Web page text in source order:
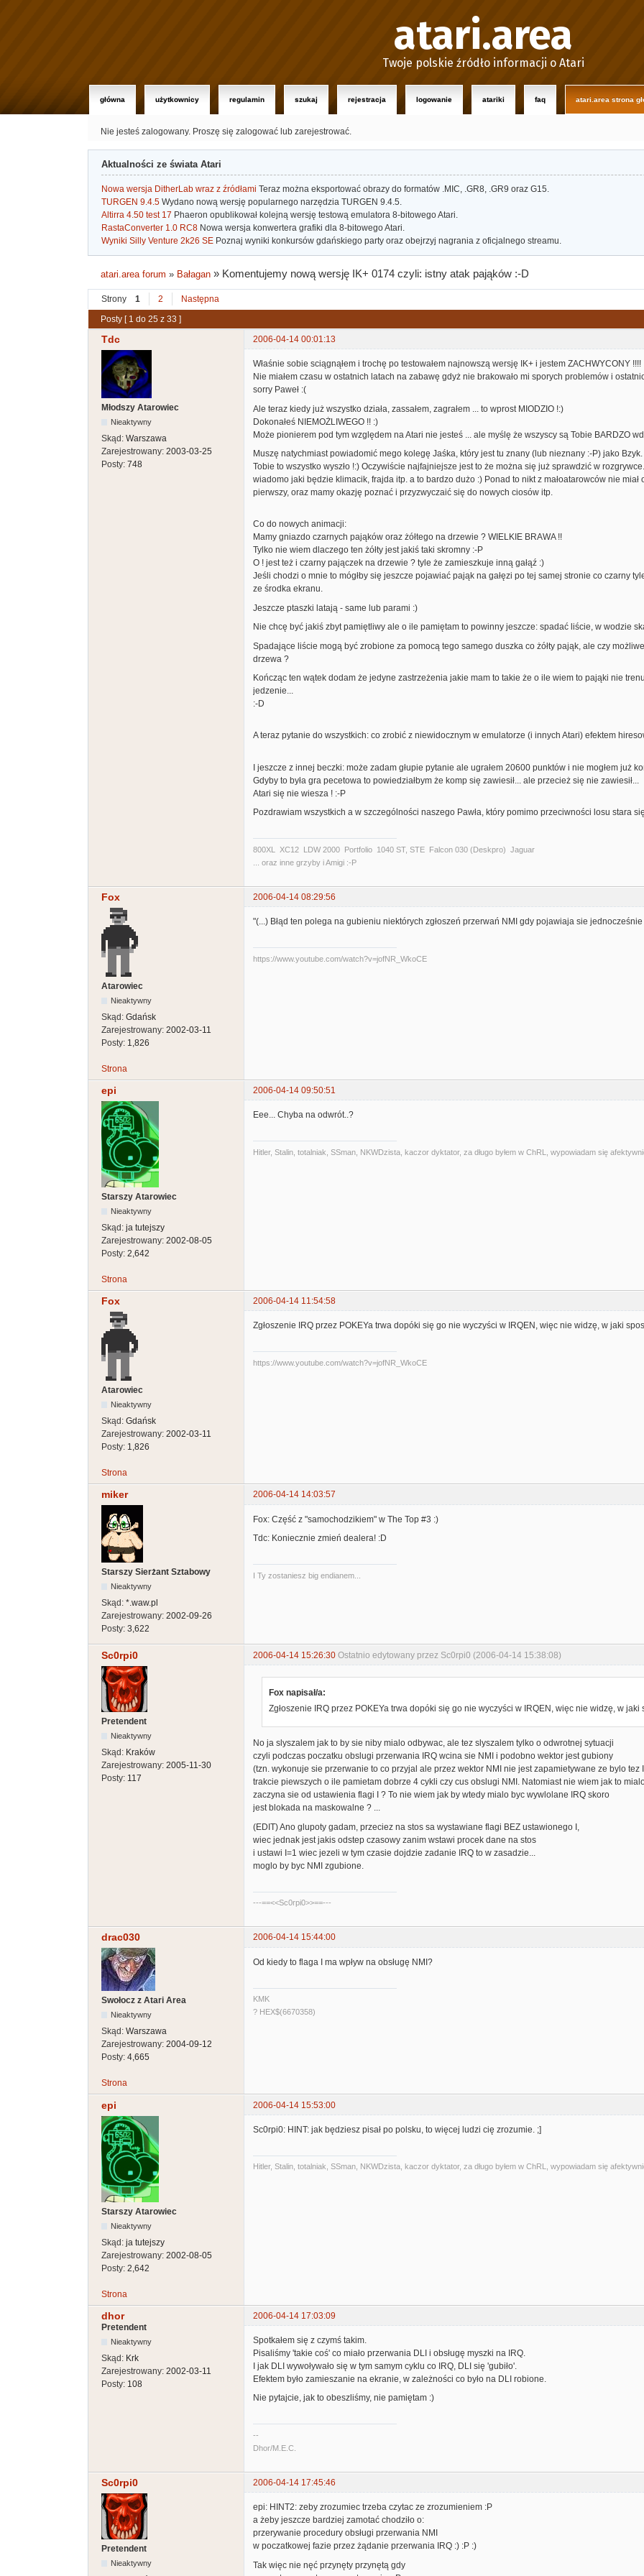
atari.area
Twoje polskie źródło informacji o Atari
główna użytkownicy regulamin szukaj rejestracja logowanie atariki faq atari.area strona
Nie jesteś zalogowany. Proszę się zalogować lub zarejestrować.
Aktualności ze świata Atari
Nowa wersja DitherLab wraz z źródłami Teraz można eksportować obrazy do formatów .MIC, .GR8, .GR9 oraz G15.
TURGEN 9.4.5 Wydano nową wersję popularnego narzędzia TURGEN 9.4.5.
Altirra 4.50 test 17 Phaeron opublikował kolejną wersję testową emulatora 8-bitowego Atari.
RastaConverter 1.0 RC8 Nowa wersja konwertera grafiki dla 8-bitowego Atari.
Wyniki Silly Venture 2k26 SE Poznaj wyniki konkursów gdańskiego party oraz obejrzyj nagrania z oficjalnego streamu.
atari.area forum » Bałagan » Komentujemy nową wersję IK+ 0174 czyli: istny atak pająków :-D
Strony 1 2
Następna
Posty [ 1 do 25 z 33 ]
Tdc 2006-04-14 00:01:13
Młodszy Atarowiec
Nieaktywny
Skąd: Warszawa
Zarejestrowany: 2003-03-25
Posty: 748
Właśnie sobie sciągnąłem i trochę po testowałem najnowszą wersję IK+ i jestem ZACHWYCONY !!!!
Nie miałem czasu w ostatnich latach na zabawę gdyż nie brakowało mi sporych problemów i
sorry Paweł :(
Ale teraz kiedy już wszystko działa, zassałem, zagrałem ... to wprost MIODZIO !:)
Dokonałeś NIEMOŻLIWEGO !! :)
Może pionierem pod tym względem na Atari nie jesteś ... ale myślę że wszyscy są Tobie BARDZO
Muszę natychmiast powiadomić mego kolegę Jaśka, który jest tu znany (lub nieznany :-P) jako
Tobie to wszystko wyszło !:) Oczywiście najfajniejsze jest to że można się już sprawdzić w
wiadomo jaki będzie klimacik, frajda itp. a to bardzo dużo :) Ponad to nikt z małoatarowców nie
pierwszy, oraz mamy okazję poznać i przyzwyczaić się do nowych ciosów itp.
Co do nowych animacji:
Mamy gniazdo czarnych pająków oraz żółtego na drzewie ? WIELKIE BRAWA !!
Tylko nie wiem dlaczego ten żółty jest jakiś taki skromny :-P
O ! jest też i czarny pajączek na drzewie ? tyle że zamieszkuje inną gałąź :)
Jeśli chodzi o mnie to mógłby się jeszcze pojawiać pająk na gałęzi po tej samej stronie co czarny
ze środka ekranu.
Jeszcze ptaszki latają - same lub parami :)
Nie chcę być jakiś zbyt pamiętliwy ale o ile pamiętam to powinny jeszcze: spadać liście, w wodzie
Spadające liście mogą być zrobione za pomocą tego samego duszka co żółty pająk, ale czy
drzewa ?
Kończąc ten wątek dodam że jedyne zastrzeżenia jakie mam to takie że o ile wiem to pająki nie
jedzenie...
:-D
A teraz pytanie do wszystkich: co zrobić z niewidocznym w emulatorze (i innych Atari) efektem
I jeszcze z innej beczki: może zadam głupie pytanie ale ugrałem 20600 punktów i nie mogłem już
Gdyby to była gra pecetowa to powiedziałbym że komp się zawiesił... ale przecież się nie zawiesił...
Atari się nie wiesza ! :-P
Pozdrawiam wszystkich a w szczególności naszego Pawła, który pomimo przeciwności losu stara
800XL XC12 LDW 2000 Portfolio 1040 ST, STE Falcon 030 (Deskpro) Jaguar
... oraz inne grzyby i Amigi :-P
Fox 2006-04-14 08:29:56
Atarowiec
Nieaktywny
Skąd: Gdańsk
Zarejestrowany: 2002-03-11
Posty: 1,826
"(...) Błąd ten polega na gubieniu niektórych zgłoszeń przerwań NMI gdy pojawiaja sie
https://www.youtube.com/watch?v=jofNR_WkoCE
Strona
epi 2006-04-14 09:50:51
Starszy Atarowiec
Nieaktywny
Skąd: ja tutejszy
Zarejestrowany: 2002-08-05
Posty: 2,642
Eee... Chyba na odwrót..?
Hitler, Stalin, totalniak, SSman, NKWDzista, kaczor dyktator, za długo byłem w ChRL, wypowiadam się
Strona
Fox 2006-04-14 11:54:58
Atarowiec
Nieaktywny
Skąd: Gdańsk
Zarejestrowany: 2002-03-11
Posty: 1,826
Zgłoszenie IRQ przez POKEYa trwa dopóki się go nie wyczyści w IRQEN, więc nie widzę, w jaki
https://www.youtube.com/watch?v=jofNR_WkoCE
Strona
miker 2006-04-14 14:03:57
Starszy Sierżant Sztabowy
Nieaktywny
Skąd: *.waw.pl
Zarejestrowany: 2002-09-26
Posty: 3,622
Fox: Część z "samochodzikiem" w The Top #3 :)
Tdc: Koniecznie zmień dealera! :D
I Ty zostaniesz big endianem...
Sc0rpi0 2006-04-14 15:26:30 Ostatnio edytowany przez Sc0rpi0 (2006-04-14 15:38:08)
Pretendent
Nieaktywny
Skąd: Kraków
Zarejestrowany: 2005-11-30
Posty: 117
Fox napisał/a:
Zgłoszenie IRQ przez POKEYa trwa dopóki się go nie wyczyści w IRQEN, więc nie widzę, w jaki
No ja slyszalem jak to by sie niby mialo odbywac, ale tez slyszalem tylko o odwrotnej sytuacji
czyli podczas poczatku obslugi przerwania IRQ wcina sie NMI i podobno wektor jest gubiony
(tzn. wykonuje sie przerwanie to co przyjal ale przez wektor NMI nie jest zapamietywane ze bylo
trakcie piewszych o ile pamietam dobrze 4 cykli czy cus obslugi NMI. Natomiast nie wiem jak to
zaczyna sie od ustawienia flagi I ? To nie wiem jak by wtedy mialo byc wywlolane IRQ skoro
jest blokada na maskowalne ? ...
(EDIT) Ano glupoty gadam, przeciez na stos sa wystawiane flagi BEZ ustawionego I,
wiec jednak jest jakis odstep czasowy zanim wstawi procek dane na stos
i ustawi I=1 wiec jezeli w tym czasie dojdzie zadanie IRQ to w zasadzie...
moglo by byc NMI zgubione.
---==<<Sc0rpi0>>==---
drac030 2006-04-14 15:44:00
Swołocz z Atari Area
Nieaktywny
Skąd: Warszawa
Zarejestrowany: 2004-09-12
Posty: 4,665
Od kiedy to flaga I ma wpływ na obsługę NMI?
KMK
? HEX$(6670358)
Strona
epi 2006-04-14 15:53:00
Starszy Atarowiec
Nieaktywny
Skąd: ja tutejszy
Zarejestrowany: 2002-08-05
Posty: 2,642
Sc0rpi0: HINT: jak będziesz pisał po polsku, to więcej ludzi cię zrozumie. ;]
Hitler, Stalin, totalniak, SSman, NKWDzista, kaczor dyktator, za długo byłem w ChRL, wypowiadam się
Strona
dhor
2006-04-14 17:03:09
Pretendent
Nieaktywny
Skąd: Krk
Zarejestrowany: 2002-03-11
Posty: 108
Spotkałem się z czymś takim.
Pisaliśmy 'takie coś' co miało przerwania DLI i obsługę myszki na IRQ.
I jak DLI wywoływało się w tym samym cyklu co IRQ, DLI się 'gubiło'.
Efektem było zamieszanie na ekranie, w zależności co było na DLI robione.
Nie pytajcie, jak to obeszliśmy, nie pamiętam :)
--
Dhor/M.E.C.
Sc0rpi0 2006-04-14 17:45:46
Pretendent
Nieaktywny
epi: HINT2: zeby zrozumiec trzeba czytac ze zrozumieniem :P
a żeby jeszcze bardziej zamotać chodziło o:
przerywanie procedury obsługi przerwania NMI
w poczatkowej fazie przez żądanie przerwania IRQ :) :P :)
Tak więc nie nęć przynęty przynętą gdy